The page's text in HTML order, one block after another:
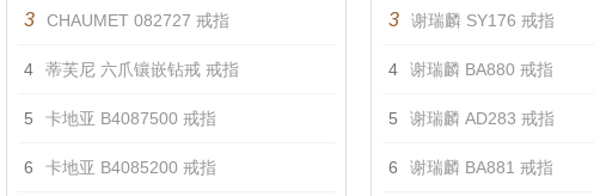
3 CHAUMET 082727 戒指
4 蒂芙尼 六爪镶嵌钻戒 戒指
5 卡地亚 B4087500 戒指
6 卡地亚 B4085200 戒指
3 谢瑞麟 SY176 戒指
4 谢瑞麟 BA880 戒指
5 谢瑞麟 AD283 戒指
6 谢瑞麟 BA881 戒指